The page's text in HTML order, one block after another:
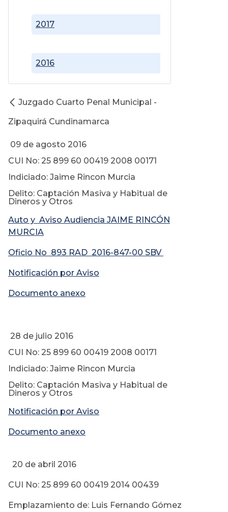
2016
2017
Juzgado Cuarto Penal Municipal -
Zipaquirá Cundinamarca
09 de agosto 2016
CUI No: 25 899 60 00419 2008 00171
Indiciado: Jaime Rincon Murcia
Delito: Captación Masiva y Habitual de
Dineros y Otros
Auto y Aviso Audiencia JAIME RINCÓN
MURCIA
Oficio No 893 RAD 2016-847-00 SBV
Notificación por Aviso
Documento anexo
28 de julio 2016
CUI No: 25 899 60 00419 2008 00171
Indiciado: Jaime Rincon Murcia
Delito: Captación Masiva y Habitual de
Dineros y Otros
Notificación por Aviso
Documento anexo
20 de abril 2016
CUI No: 25 899 60 00419 2014 00439
Emplazamiento de: Luis Fernando Gómez